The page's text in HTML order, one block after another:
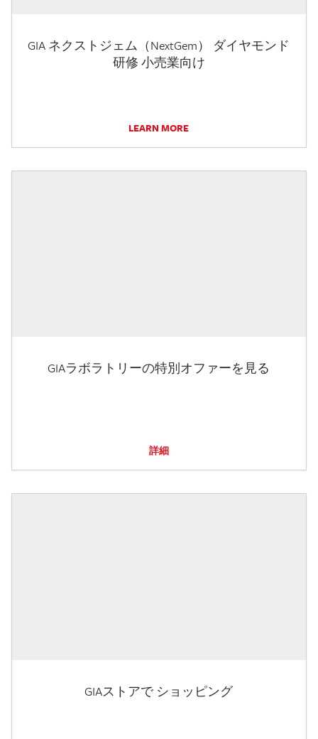
GIA ネクストジェム（NextGem） ダイヤモンド
研修 小売業向け
LEARN MORE
GIAラボラトリーの特別オファーを見る
詳細
GIAストアで ショッピング